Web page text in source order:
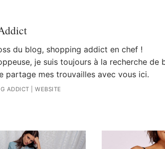
du blog, shopping addict en chef !
je suis toujours à la recherche de
partage mes trouvailles avec vous ici.
ADDICT |WEBSITE